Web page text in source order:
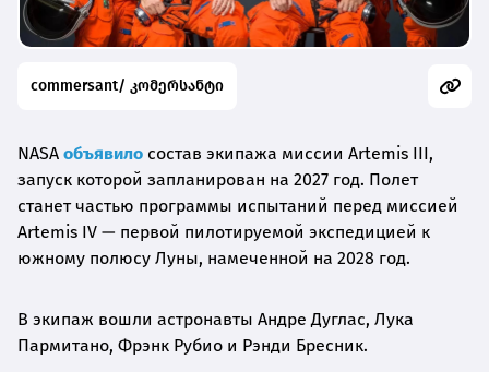
commersant/ კომერსანტი
NASA объявило состав экипажа миссии Artemis III,
запуск которой запланирован на 2027 год. Полет
станет частью программы испытаний перед миссией
Artemis IV — первой пилотируемой экспедицией к
южному полюсу Луны, намеченной на 2028 год.
В экипаж вошли астронавты Андре Дуглас, Лука
Пармитано, Фрэнк Рубио и Рэнди Бресник.